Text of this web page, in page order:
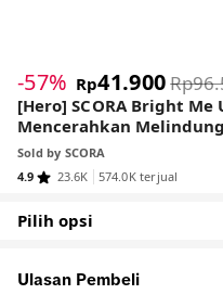
-57% Rp41.900
[Hero] SCORA Bright Me
Mencerahkan Melindungi
Sold bySCORA
4.9
23.6K 574.0K terjual
Pilih opsi
Ulasan Pembeli